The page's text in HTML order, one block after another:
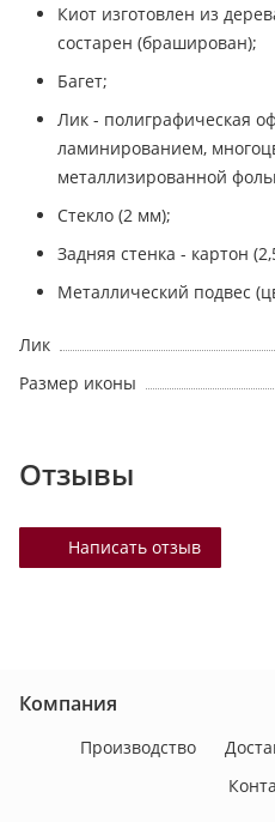
Киот изготовлен из
состарен (браширован);
Багет;
Лик - полиграфическая
ламинированием,
металлизированной
Стекло (2 мм);
Задняя стенка - картон
Металлический подвес
Лик
Размер иконы
Отзывы
Написать отзыв
Компания
Производство